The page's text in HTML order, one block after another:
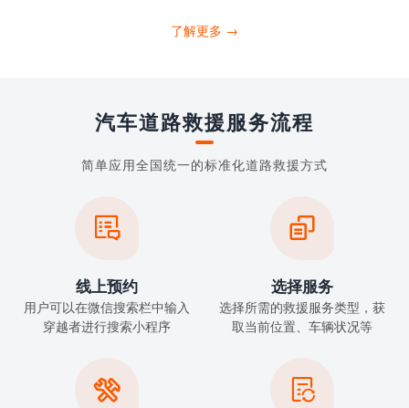
了解更多 →
汽车道路救援服务流程
简单应用全国统一的标准化道路救援方式

线上预约
用户可以在微信搜索栏中输入
穿越者进行搜索小程序

选择服务
选择所需的救援服务类型，获
取当前位置、车辆状况等
 